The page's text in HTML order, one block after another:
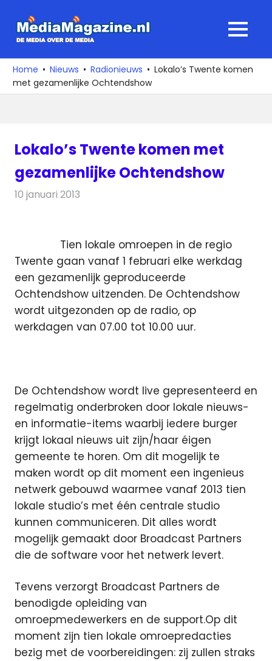
naar
media
over
de
MENU
Home Nieuws Radionieuws
Lokalo’s Twente komen
met gezamenlijke Ochtendshow
Lokalo’s Twente komen met
gezamenlijke Ochtendshow
10 januari 2013
Tien lokale omroepen in de regio
Twente gaan vanaf 1 februari elke werkdag
een gezamenlijk geproduceerde
Ochtendshow uitzenden. De Ochtendshow
wordt uitgezonden op de radio, op
werkdagen van 07.00 tot 10.00 uur.
De Ochtendshow wordt live gepresenteerd en
regelmatig onderbroken door lokale nieuws-
en informatie-items waarbij iedere burger
krijgt lokaal nieuws uit zijn/haar éigen
gemeente te horen. Om dit mogelijk te
maken wordt op dit moment een ingenieus
netwerk gebouwd waarmee vanaf 2013 tien
lokale studio’s met één centrale studio
kunnen communiceren. Dit alles wordt
mogelijk gemaakt door Broadcast Partners
die de software voor het netwerk levert.
Tevens verzorgt Broadcast Partners de
benodigde opleiding van
omroepmedewerkers en de support.Op dit
moment zijn tien lokale omroepredacties
bezig met de voorbereidingen: zij zullen straks